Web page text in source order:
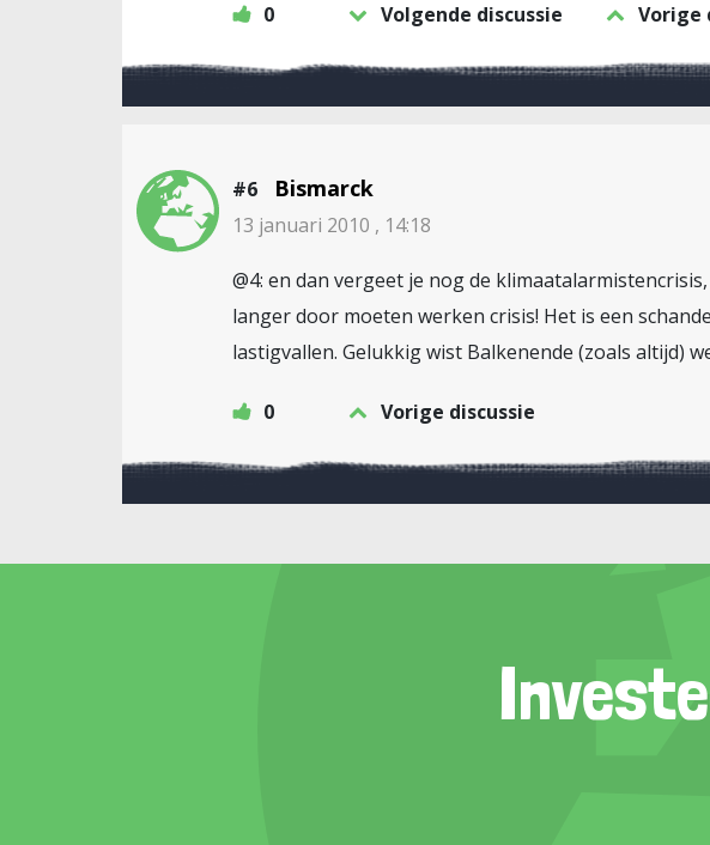
0 Volgende discussie Vorige
#6 Bismarck
13 januari 2010 , 14:18
@4: en dan vergeet je nog de
langer door moeten werken crisis! Het is een
lastigvallen. Gelukkig wist Balkenende (zoals altijd)
0 Vorige discussie